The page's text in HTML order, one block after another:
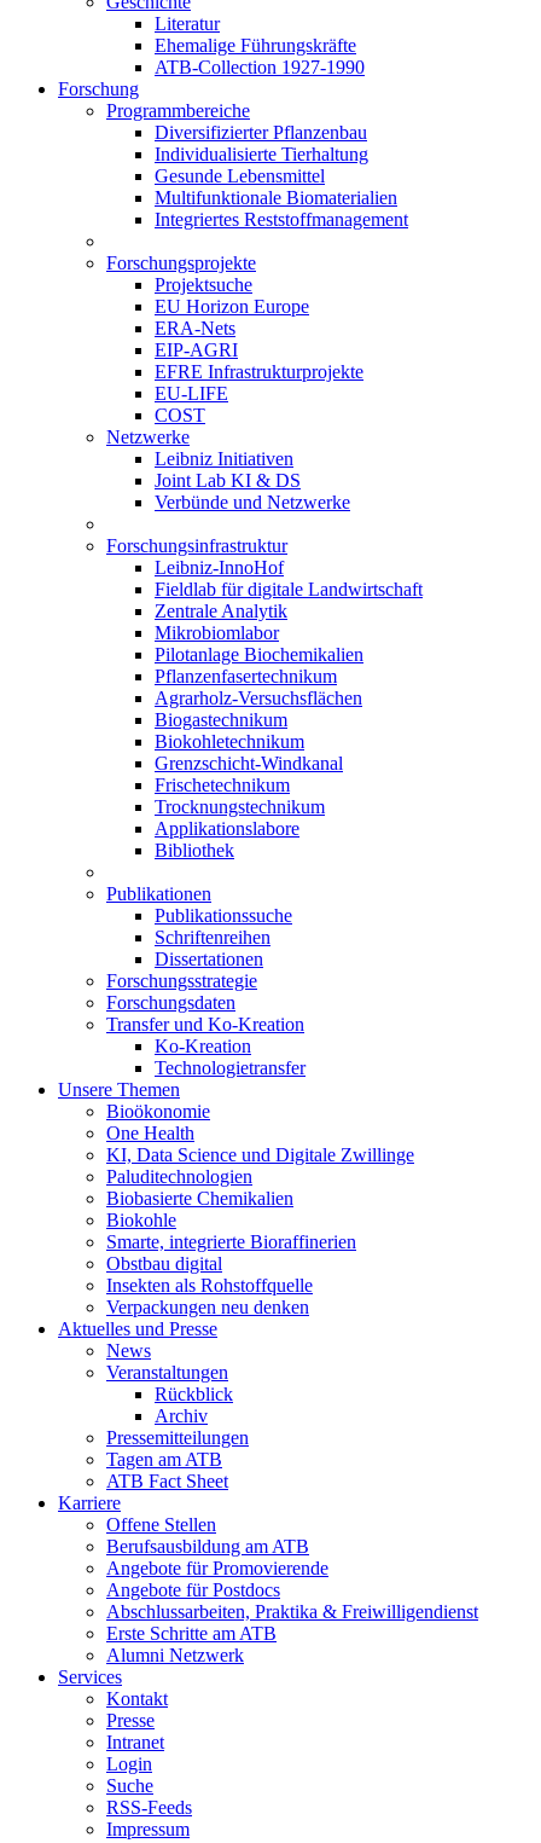
Literatur
Ehemalige Führungskräfte
ATB-Collection 1927-1990
Forschung
Programmbereiche
Diversifizierter Pflanzenbau
Individualisierte Tierhaltung
Gesunde Lebensmittel
Multifunktionale Biomaterialien
Integriertes Reststoffmanagement
Forschungsprojekte
Projektsuche
EU Horizon Europe
ERA-Nets
EIP-AGRI
EFRE Infrastrukturprojekte
EU-LIFE
COST
Netzwerke
Leibniz Initiativen
Joint Lab KI & DS
Verbünde und Netzwerke
Forschungsinfrastruktur
Leibniz-InnoHof
Fieldlab für digitale Landwirtschaft
Zentrale Analytik
Mikrobiomlabor
Pilotanlage Biochemikalien
Pflanzenfasertechnikum
Agrarholz-Versuchsflächen
Biogastechnikum
Biokohletechnikum
Grenzschicht-Windkanal
Frischetechnikum
Trocknungstechnikum
Applikationslabore
Bibliothek
Publikationen
Publikationssuche
Schriftenreihen
Dissertationen
Forschungsstrategie
Forschungsdaten
Transfer und Ko-Kreation
Ko-Kreation
Technologietransfer
Unsere Themen
Bioökonomie
One Health
KI, Data Science und Digitale Zwillinge
Paluditechnologien
Biobasierte Chemikalien
Biokohle
Smarte, integrierte Bioraffinerien
Obstbau digital
Insekten als Rohstoffquelle
Verpackungen neu denken
Aktuelles und Presse
News
Veranstaltungen
Rückblick
Archiv
Pressemitteilungen
Tagen am ATB
ATB Fact Sheet
Karriere
Offene Stellen
Berufsausbildung am ATB
Angebote für Promovierende
Angebote für Postdocs
Abschlussarbeiten, Praktika & Freiwilligendienst
Erste Schritte am ATB
Alumni Netzwerk
Services
Kontakt
Presse
Intranet
Login
Suche
RSS-Feeds
Impressum